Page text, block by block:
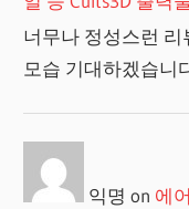
너무나 정성스런 리
모습 기대하겠습니
익명 on 에